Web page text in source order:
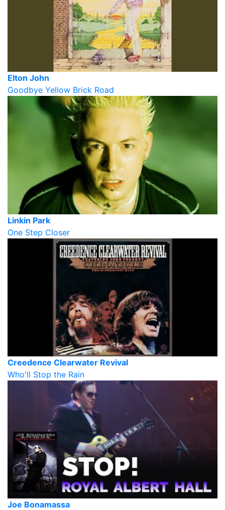
Elton John
Goodbye Yellow Brick Road
Linkin Park
One Step Closer
Creedence Clearwater Revival
Who'll Stop the Rain
Joe Bonamassa